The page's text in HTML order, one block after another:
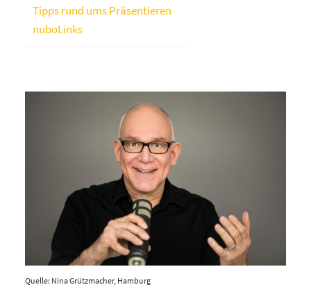
Tipps rund ums Präsentieren
nuboLinks
Quelle: Nina Grützmacher, Hamburg